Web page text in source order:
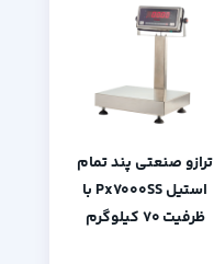
ترازو صنعتی پند تمام
استیل Px7000SS با
ظرفیت 70 کیلوگرم